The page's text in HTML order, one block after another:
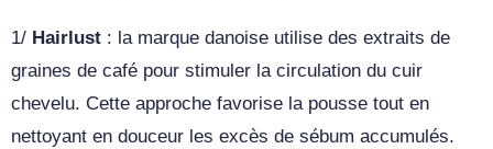
1/ Hairlust : la marque danoise utilise des extraits de
graines de café pour stimuler la circulation du cuir
chevelu. Cette approche favorise la pousse tout en
nettoyant en douceur les excès de sébum accumulés.